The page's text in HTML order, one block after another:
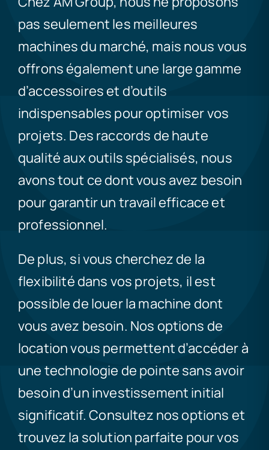
pas seulement les meilleures
machines du marché, mais nous vous
offrons également une large gamme
d’accessoires et d’outils
indispensables pour optimiser vos
projets. Des raccords de haute
qualité aux outils spécialisés, nous
avons tout ce dont vous avez besoin
pour garantir un travail efficace et
professionnel.
De plus, si vous cherchez de la
flexibilité dans vos projets, il est
possible de louer la machine dont
vous avez besoin. Nos options de
location vous permettent d’accéder à
une technologie de pointe sans avoir
besoin d’un investissement initial
significatif. Consultez nos options et
trouvez la solution parfaite pour vos